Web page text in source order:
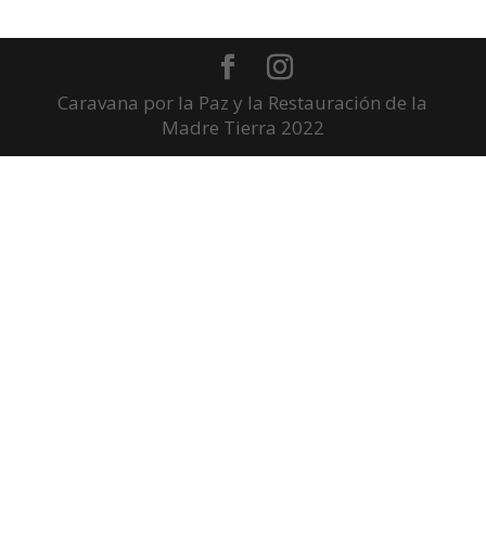
Caravana por la Paz y la Restauración de la
Madre Tierra 2022